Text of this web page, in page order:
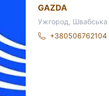
GAZDA
Ужгород, Швабська
+380506762104